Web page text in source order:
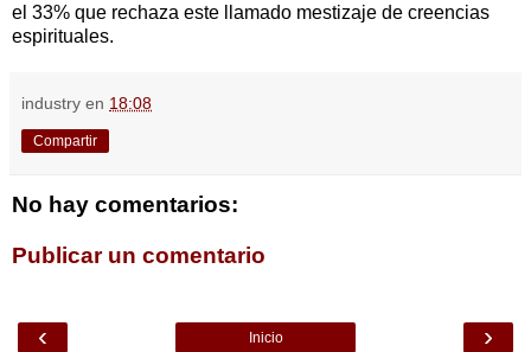
el 33% que rechaza este llamado mestizaje de creencias
espirituales.
industry en 18:08
Compartir
No hay comentarios:
Publicar un comentario
‹ ›
Inicio